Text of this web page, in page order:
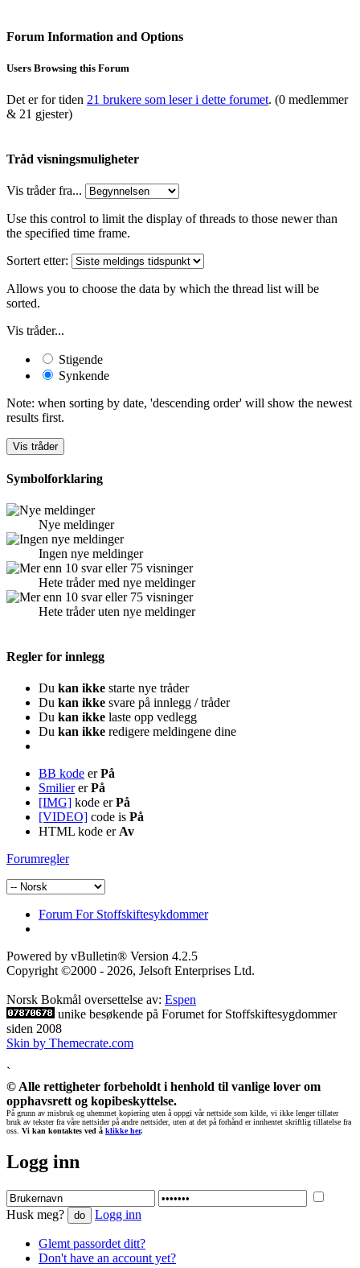
Forum Information and Options
Users Browsing this Forum
Det er for tiden 21 brukere som leser i dette forumet. (0 medlemmer
& 21 gjester)
Tråd visningsmuligheter
Vis tråder fra...
Use this control to limit the display of threads to those newer than
the specified time frame.
Sortert etter:
Allows you to choose the data by which the thread list will be
sorted.
Vis tråder...
Stigende
Synkende
Note: when sorting by date, 'descending order' will show the newest
results first.
Symbolforklaring
Nye meldinger
Ingen nye meldinger
Hete tråder med nye meldinger
Hete tråder uten nye meldinger
Regler for innlegg
Du kan ikke starte nye tråder
Du kan ikke svare på innlegg / tråder
Du kan ikke laste opp vedlegg
Du kan ikke redigere meldingene dine
BB kode erPå
SmiliererPå
[IMG] kode erPå
[VIDEO] code is På
HTML kode er Av
Forumregler
Forum For Stoffskiftesykdommer
Powered by vBulletin® Version 4.2.5
Copyright ©2000 - 2026, Jelsoft Enterprises Ltd.
Norsk Bokmål oversettelse av: Espen
unike besøkende på Forumet for Stoffskiftesygdommer
siden 2008
Skin by Themecrate.com
`
© Alle rettigheter forbeholdt i henhold til vanlige lover om
opphavsrett og kopibeskyttelse.
På grunn av misbruk og uhemmet kopiering uten å oppgi vår nettside som kilde, vi ikke lenger tillater
bruk av tekster fra våre nettsider på andre nettsider, uten at det på forhånd er innhentet skriftlig tillatelse fra
oss. Vi kan kontaktes ved å klikke her.
Logg inn
Husk meg? Logg inn
Glemt passordet ditt?
Don't have an account yet?